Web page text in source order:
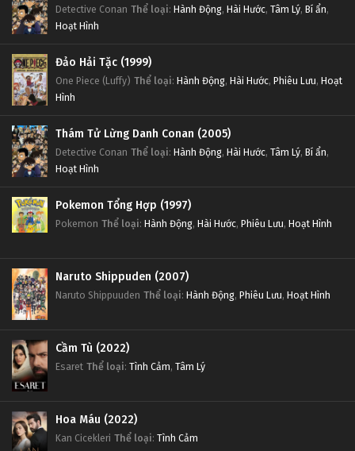
Detective Conan Thể loại: Hành Động, Hài Hước, Tâm Lý, Bí ẩn,
Hoạt Hình
Đảo Hải Tặc (1999)
One Piece (Luffy) Thể loại: Hành Động, Hài Hước, Phiêu Lưu, Hoạt
Hình
Thám Tử Lừng Danh Conan (2005)
Detective Conan Thể loại: Hành Động, Hài Hước, Tâm Lý, Bí ẩn,
Hoạt Hình
Pokemon Tổng Hợp (1997)
Pokemon Thể loại: Hành Động, Hài Hước, Phiêu Lưu, Hoạt Hình
Naruto Shippuden (2007)
Naruto Shippuuden Thể loại: Hành Động, Phiêu Lưu, Hoạt Hình
Cầm Tù (2022)
Esaret Thể loại: Tình Cảm, Tâm Lý
Hoa Máu (2022)
Kan Cicekleri Thể loại: Tình Cảm